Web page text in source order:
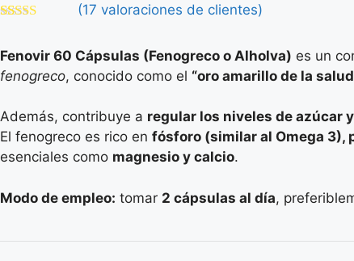
5 en base a
valoracione
s de clientes
(17 valoraciones de clientes)
Fenovir 60 Cápsulas (Fenogreco o Alholva) es un
fenogreco, conocido como el “oro amarillo de la
Además, contribuye a regular los niveles de azúcar
El fenogreco es rico en fósforo (similar al Omega 3),
esenciales como magnesio y calcio.
Modo de empleo: tomar 2 cápsulas al día,